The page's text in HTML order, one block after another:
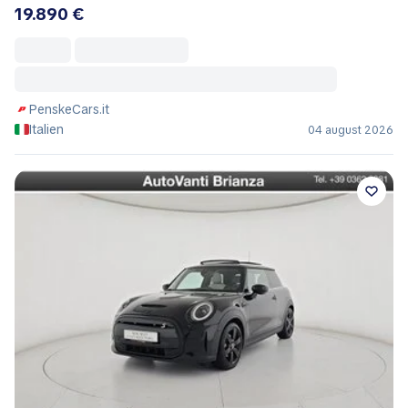
19.890 €
PenskeCars.it
Italien
04 august 2026